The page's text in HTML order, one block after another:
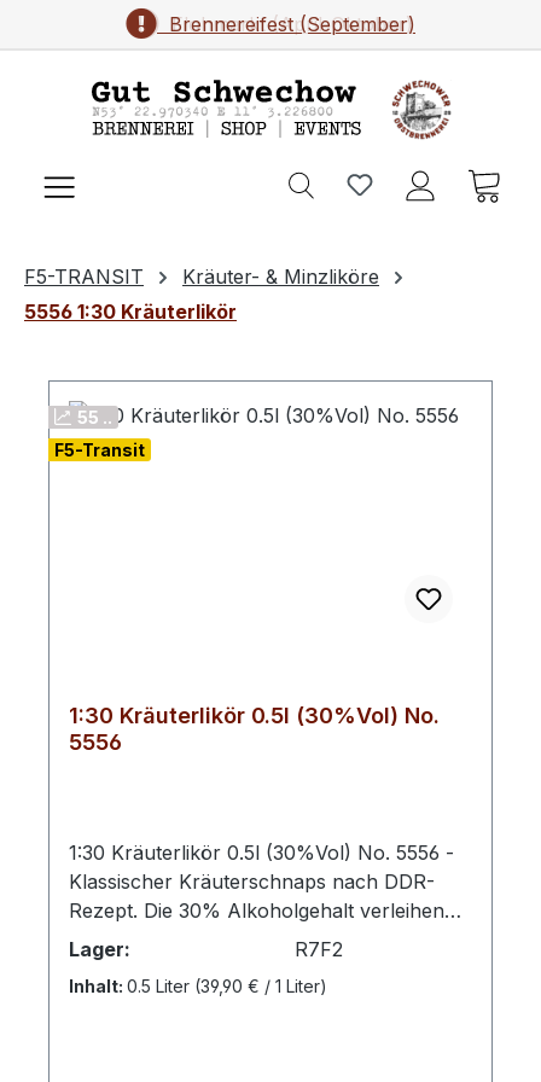
Zum Hauptinhalt springenFlohmarkt (April-Oktober)
Brennereifest (September)
F5-TRANSIT
Kräuter- & Minzliköre
5556 1:30 Kräuterlikör
55 ..
F5-Transit
1:30 Kräuterlikör 0.5l (30%Vol) No.
5556
1:30 Kräuterlikör 0.5l (30%Vol) No. 5556 -
Klassischer Kräuterschnaps nach DDR-
Rezept. Die 30% Alkoholgehalt verleihen
diesem Likör eine angenehme Intensität, die
perfekt ausbalanciert ist und dennoch die
vielschichtigen Aromen der Kräuter
Lager: R7F2
Inhalt: 0.5 Liter (39,90 € / 1 Liter)